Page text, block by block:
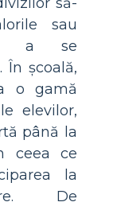
sau
a se
școală,
o gamă
elevilor,
până la
ceea ce
la
De